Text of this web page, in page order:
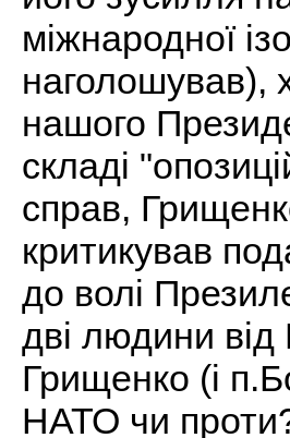
міжнародної
наголошував),
нашого
складі
справ,
критикував
до волі
дві людини від
Грищенко (і
НАТО чи